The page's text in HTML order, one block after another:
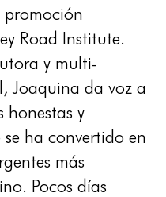
Road Institute.
y multi-
Joaquina da voz a
honestas y
ha convertido en
más
Pocos días